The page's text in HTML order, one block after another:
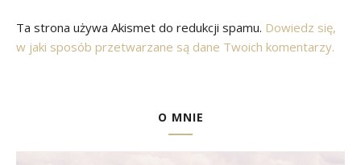
Ta strona używa Akismet do redukcji spamu. Dowiedz się,
w jaki sposób przetwarzane są dane Twoich komentarzy.
O MNIE